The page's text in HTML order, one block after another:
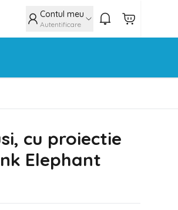
Contul meu
Autentificare
cu proiectie
Elephant